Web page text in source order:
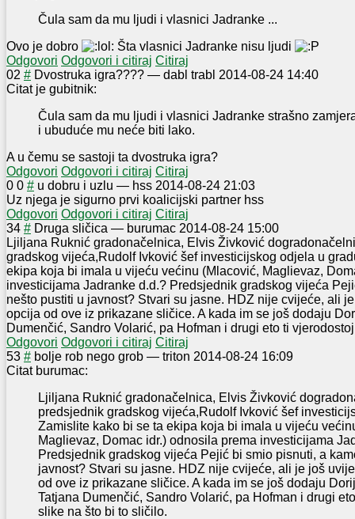
Čula sam da mu ljudi i vlasnici Jadranke ...
Ovo je dobro
Šta vlasnici Jadranke nisu ljudi
Odgovori Odgovori i citiraj Citiraj
02 # Dvostruka igra???? — dabl trabl 2014-08-24 14:40
Citat je gubitnik:
Čula sam da mu ljudi i vlasnici Jadranke strašno
i ubuduće mu neće biti lako.
A u čemu se sastoji ta dvostruka igra?
Odgovori Odgovori i citiraj Citiraj
0 0 # u dobru i uzlu — hss 2014-08-24 21:03
Uz njega je sigurno prvi koalicijski partner hss
Odgovori Odgovori i citiraj Citiraj
34 # Druga sličica — burumac 2014-08-24 15:00
Ljiljana Ruknić gradonačelnica, Elvis Živković
gradskog vijeća,Rudolf Ivković šef investicijskog odjela u
ekipa koja bi imala u vijeću većinu (Mlacović, Maglievaz,
investicijama Jadranke d.d.? Predsjednik gradskog vijeća
nešto pustiti u javnost? Stvari su jasne. HDZ nije cvijeće, ali
opcija od ove iz prikazane sličice. A kada im se još dodaju
Dumenčić, Sandro Volarić, pa Hofman i drugi eto ti
Odgovori Odgovori i citiraj Citiraj
53 # bolje rob nego grob — triton 2014-08-24 16:09
Citat burumac:
Ljiljana Ruknić gradonačelnica, Elvis Živković
predsjednik gradskog vijeća,Rudolf Ivković šef
Zamislite kako bi se ta ekipa koja bi imala u vijeću
Maglievaz, Domac idr.) odnosila prema investicijama
Predsjednik gradskog vijeća Pejić bi smio pisnuti, a
javnost? Stvari su jasne. HDZ nije cvijeće, ali je još
od ove iz prikazane sličice. A kada im se još dodaju
Tatjana Dumenčić, Sandro Volarić, pa Hofman i drugi
slike na što bi to sličilo.